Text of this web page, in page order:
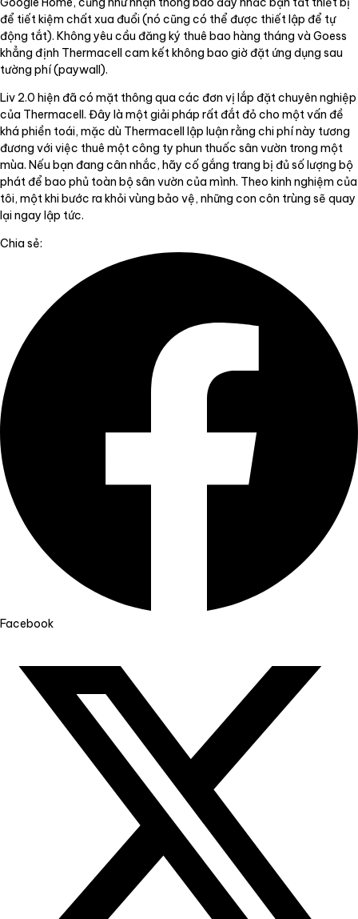
để tiết kiệm chất xua đuổi (nó cũng có thể được thiết lập để tự
động tắt). Không yêu cầu đăng ký thuê bao hàng tháng và Goess
khẳng định Thermacell cam kết không bao giờ đặt ứng dụng sau
tường phí (paywall).
Liv 2.0 hiện đã có mặt thông qua các đơn vị lắp đặt chuyên nghiệp
của Thermacell. Đây là một giải pháp rất đắt đỏ cho một vấn đề
khá phiền toái, mặc dù Thermacell lập luận rằng chi phí này tương
đương với việc thuê một công ty phun thuốc sân vườn trong một
mùa. Nếu bạn đang cân nhắc, hãy cố gắng trang bị đủ số lượng bộ
phát để bao phủ toàn bộ sân vườn của mình. Theo kinh nghiệm của
tôi, một khi bước ra khỏi vùng bảo vệ, những con côn trùng sẽ quay
lại ngay lập tức.
Chia sẻ:
Facebook